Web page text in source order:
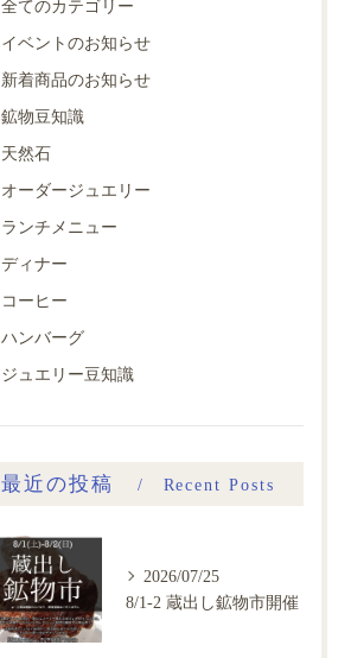
全てのカテゴリー
イベントのお知らせ
新着商品のお知らせ
鉱物豆知識
天然石
オーダージュエリー
ランチメニュー
ディナー
コーヒー
ハンバーグ
ジュエリー豆知識
最近の投稿 Recent Posts
2026/07/25
8/1-2 蔵出し鉱物市開催